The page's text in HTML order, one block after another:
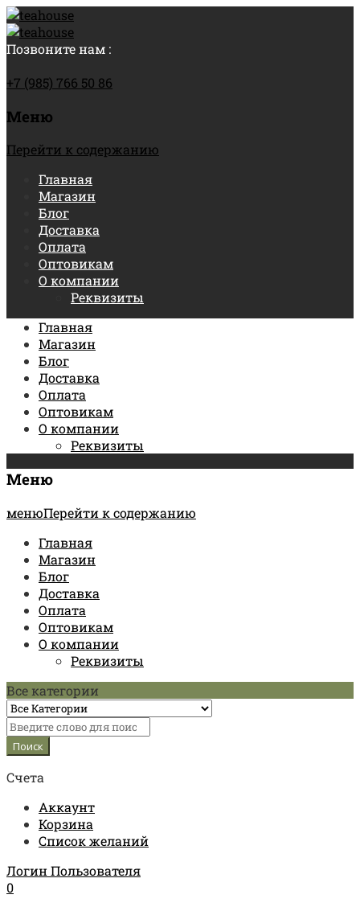
Позвоните нам :
+7 (985) 766 50 86
Меню
Перейти к содержанию
Главная
Магазин
Блог
Доставка
Оплата
Оптовикам
О компании
Реквизиты
Главная
Магазин
Блог
Доставка
Оплата
Оптовикам
О компании
Реквизиты
Меню
менюПерейти к содержанию
Главная
Магазин
Блог
Доставка
Оплата
Оптовикам
О компании
Реквизиты
Все категории
Счета
Аккаунт
Корзина
Список желаний
Логин Пользователя
0